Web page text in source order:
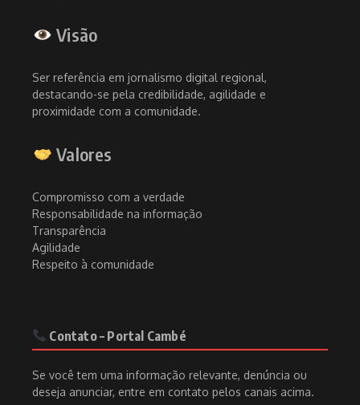
Visão
Ser referência em jornalismo digital regional,
destacando-se pela credibilidade, agilidade e
proximidade com a comunidade.
Valores
Compromisso com a verdade
Responsabilidade na informação
Transparência
Agilidade
Respeito à comunidade
Contato – Portal Cambé
Se você tem uma informação relevante, denúncia ou
deseja anunciar, entre em contato pelos canais acima.